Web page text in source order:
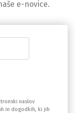
e-novice.
naslov
in dogodkih, ki jih